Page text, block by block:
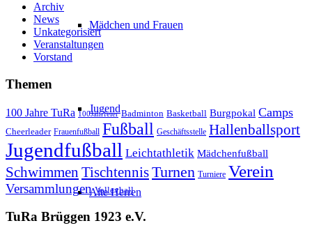
Mädchen und Frauen
Jugend
Alte Herren
Archiv
News
Unkategorisiert
Veranstaltungen
Vorstand
Themen
100 Jahre TuRa 100Jahrfeier Badminton Basketball Burgpokal Camps
Cheerleader Frauenfußball Fußball Geschäftsstelle Hallenballsport
Jugendfußball Leichtathletik Mädchenfußball
Schwimmen TischtennisTurnen Turniere Verein
Versammlungen Volleyball
TuRa Brüggen 1923 e.V.